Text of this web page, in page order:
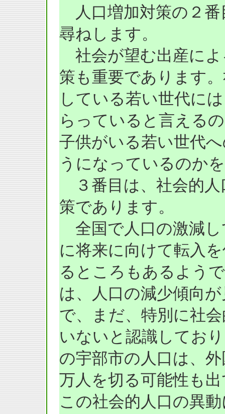
人口増加対策の２番
尋ねします。
社会が望む出産によ
策も重要であります
している若い世代に
らっていると言える
子供がいる若い世代
うになっているのか
３番目は、社会的人
策であります。
全国で人口の激減し
に将来に向けて転入
るところもあるよう
は、人口の減少傾向
で、まだ、特別に社
いないと認識してお
の宇部市の人口は、
万人を切る可能性も
この社会的人口の異